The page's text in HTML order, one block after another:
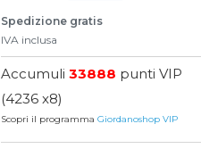
Spedizione gratis
IVA inclusa
Accumuli33888 punti VIP
(4236 x8)
Scopri il programmaGiordanoshop VIP